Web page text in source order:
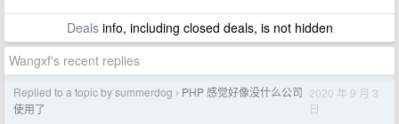
Dealsinfo, including closed deals, is not hidden
Wangxf's recent replies
Replied to a topic by summerdog › PHP 感觉好像没什么公司
使用了
2020 年 9 月 3
日